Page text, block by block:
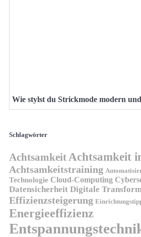
Wie stylst du Strickmode modern
Schlagwörter
AchtsamkeitAchtsamkeit
Achtsamkeitstraining
Technologie Cloud-Computing
Datensicherheit Digitale
Effizienzsteigerung
Energieeffizienz